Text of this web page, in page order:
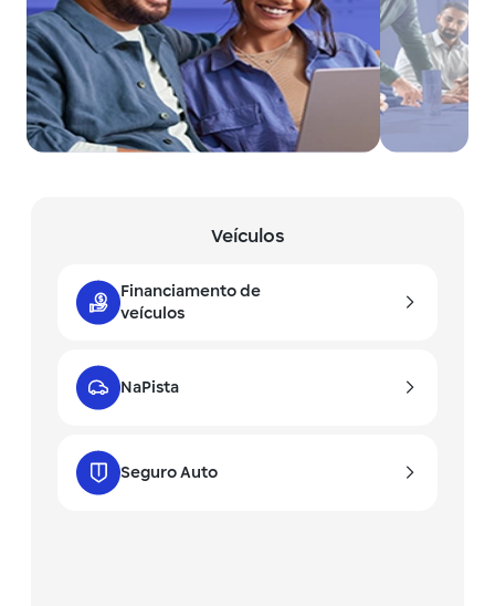
Veículos
Financiamento de
veículos
NaPista
Seguro Auto